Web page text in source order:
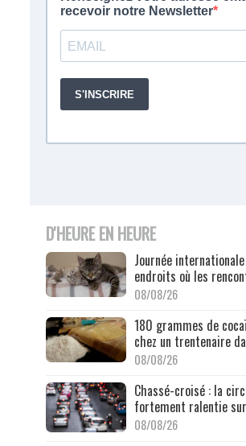
D'HEURE EN HEURE
Journée
endroits où les
08/08/26
180 grammes de
chez un trentenaire
08/08/26
Chassé-croisé : la
fortement ralentie
08/08/26